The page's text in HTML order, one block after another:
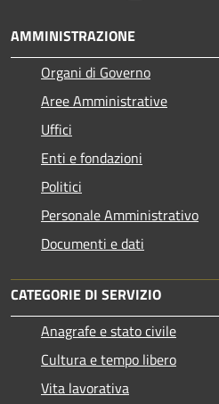
AMMINISTRAZIONE
Organi di Governo
Aree Amministrative
Uffici
Enti e fondazioni
Politici
Personale Amministrativo
Documenti e dati
CATEGORIE DI SERVIZIO
Anagrafe e stato civile
Cultura e tempo libero
Vita lavorativa